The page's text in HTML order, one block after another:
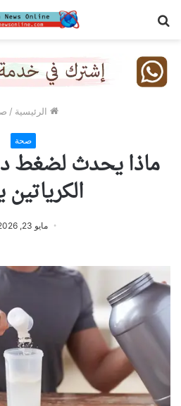
الرئيسية /
صحة
ماذا يحدث لضغط
الكرياتين
مايو 23, 2026